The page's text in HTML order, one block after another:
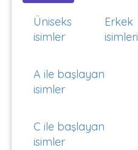
Üniseks
isimler
Erkek
isimleri
A ile başlayan
isimler
C ile başlayan
isimler